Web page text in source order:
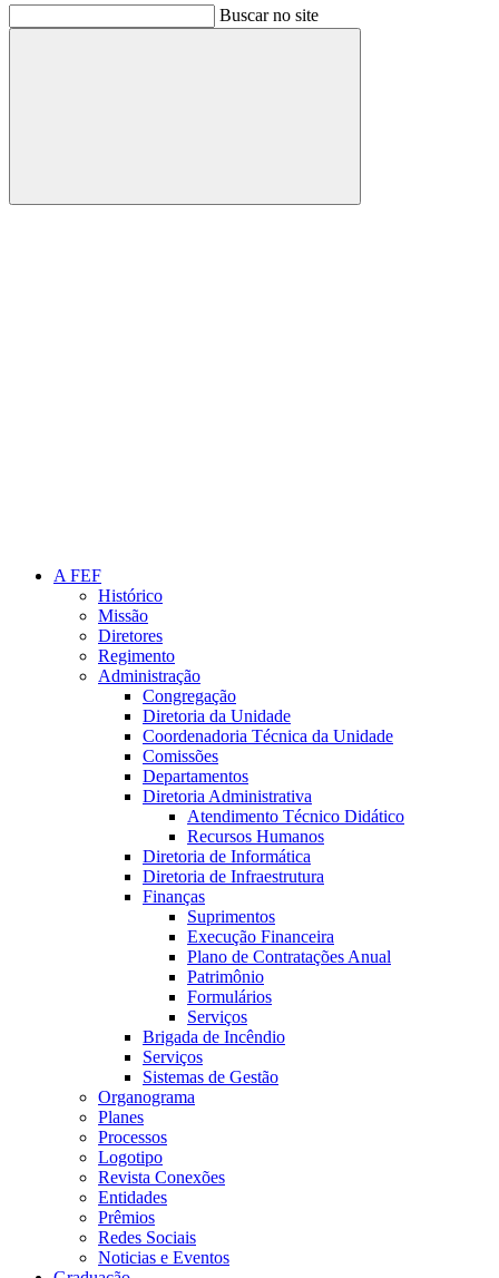
Buscar no site
Buscar
A FEF
Histórico
Missão
Diretores
Regimento
Administração
Congregação
Diretoria da Unidade
Coordenadoria Técnica da Unidade
Comissões
Departamentos
Diretoria Administrativa
Atendimento Técnico Didático
Recursos Humanos
Diretoria de Informática
Diretoria de Infraestrutura
Finanças
Suprimentos
Execução Financeira
Plano de Contratações Anual
Patrimônio
Formulários
Serviços
Brigada de Incêndio
Serviços
Sistemas de Gestão
Organograma
Planes
Processos
Logotipo
Revista Conexões
Entidades
Prêmios
Redes Sociais
Noticias e Eventos